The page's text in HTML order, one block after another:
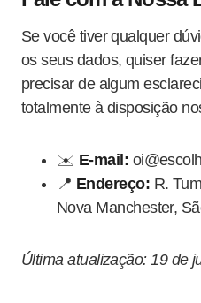
Se você tiver qualquer
os seus dados, quiser
precisar de algum
totalmente à disposição
✉️ E-mail:
📍 Endereço: R.
Nova Manchester,
Última atualização: 19 de